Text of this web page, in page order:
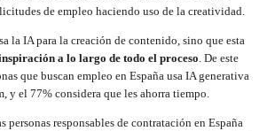
de empleo haciendo uso de la creatividad.
la IA para la creación de contenido, sino que esta
a lo largo de todo el proceso. De este
que buscan empleo en España usa IA generativa
y el 77% considera que les ahorra tiempo.
personas responsables de contratación en España